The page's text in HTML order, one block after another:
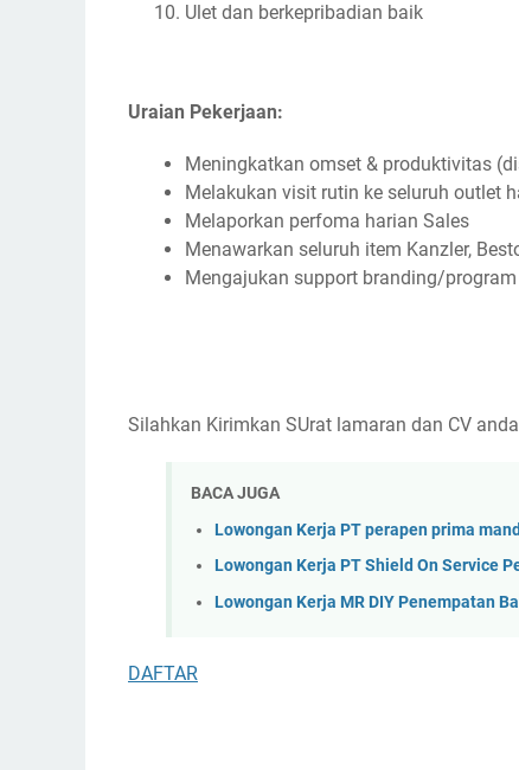
Ulet dan berkepribadian baik
Uraian Pekerjaan:
Meningkatkan omset & produktivitas
Melakukan visit rutin ke seluruh outlet
Melaporkan perfoma harian Sales
Menawarkan seluruh item Kanzler,
Mengajukan support branding/
Silahkan Kirimkan SUrat lamaran dan CV
BACA JUGA
Lowongan Kerja PT perapen prima
Lowongan Kerja PT Shield On Service
Lowongan Kerja MR DIY Penempatan
DAFTAR